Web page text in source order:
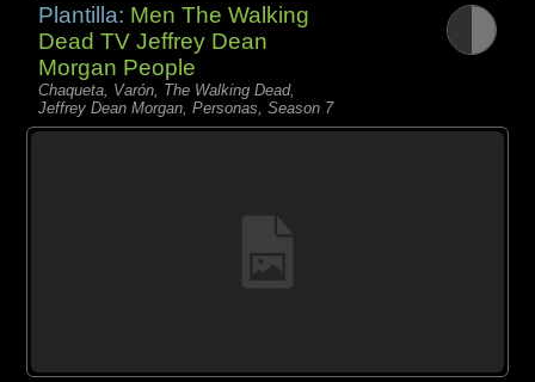
Plantilla: Men The Walking
Dead TV Jeffrey Dean
Morgan People
Chaqueta, Varón, The Walking Dead,
Jeffrey Dean Morgan, Personas, Season 7